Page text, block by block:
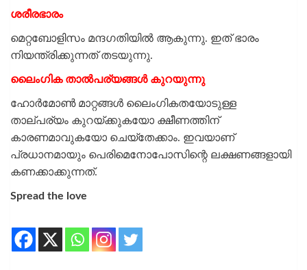
ശരീരഭാരം
മെറ്റബോളിസം മന്ദഗതിയിൽ ആകുന്നു. ഇത് ഭാരം
നിയന്ത്രിക്കുന്നത് തടയുന്നു.
ലൈംഗിക താൽപര്യങ്ങൾ കുറയുന്നു
ഹോർമോൺ മാറ്റങ്ങൾ ലൈംഗികതയോടുള്ള
താല്പര്യം കുറയ്ക്കുകയോ ക്ഷീണത്തിന്
കാരണമാവുകയോ ചെയ്തേക്കാം. ഇവയാണ്
പ്രധാനമായും പെരിമെനോപോസിന്റെ ലക്ഷണങ്ങളായി
കണക്കാക്കുന്നത്.
Spread the love